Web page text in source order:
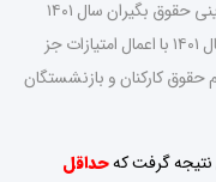
حقوق بگیران معادل ۱.۲ برابر حداقل حکم کارگزینی حقوق بگیران سال ۱۴۰۱
موضوع جزء ۱ بند الف تبصره ۱۲ قانون بودجه سال ۱۴۰۱ با اعمال امتیازات جز
قانون بودجه سال ۱۴۰۱ با ترمیم حقوق کارکنان و بازنشستگان
گرفت کهحداقل